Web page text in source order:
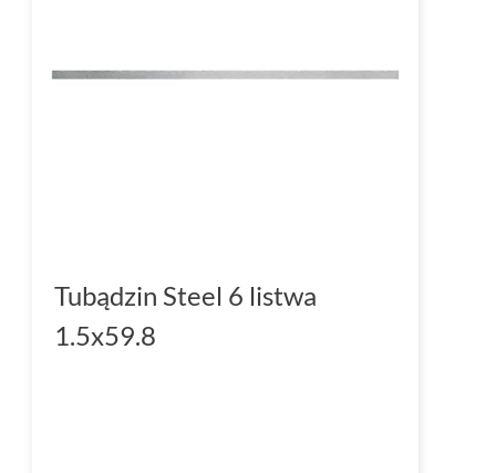
są idealnie proste. Dzięki temu możliwe
fugami, co tworzy efekt jednolitej
Tubądzin Steel 6 listwa
1.5x59.8